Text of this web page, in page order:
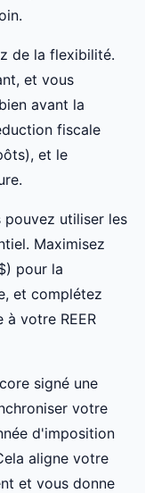
de la flexibilité.
et vous
avant la
fiscale
et le
pouvez utiliser les
Maximisez
pour la
et complétez
votre REER
signé une
votre
d'imposition
aligne votre
et vous donne